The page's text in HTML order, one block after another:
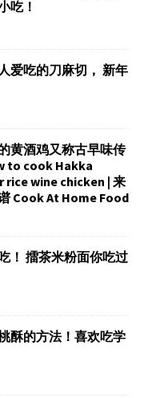
吃！
爱吃的刀麻切， 新年
黄酒鸡又称古早味传
to cook Hakka
rice wine chicken | 来
Cook At Home Food
！ 擂茶米粉面你吃过
酥的方法！喜欢吃学